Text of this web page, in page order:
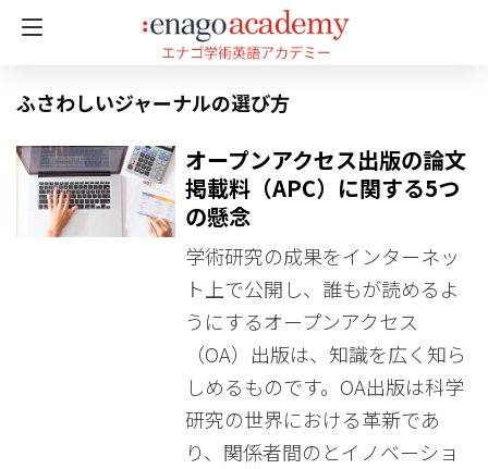
ふさわしいジャーナルの選び方
オープンアクセス出版の論文
掲載料（APC）に関する5つ
の懸念
学術研究の成果をインターネッ
ト上で公開し、誰もが読めるよ
うにするオープンアクセス
（OA）出版は、知識を広く知ら
しめるものです。OA出版は科学
研究の世界における革新であ
り、関係者間のとイノベーショ